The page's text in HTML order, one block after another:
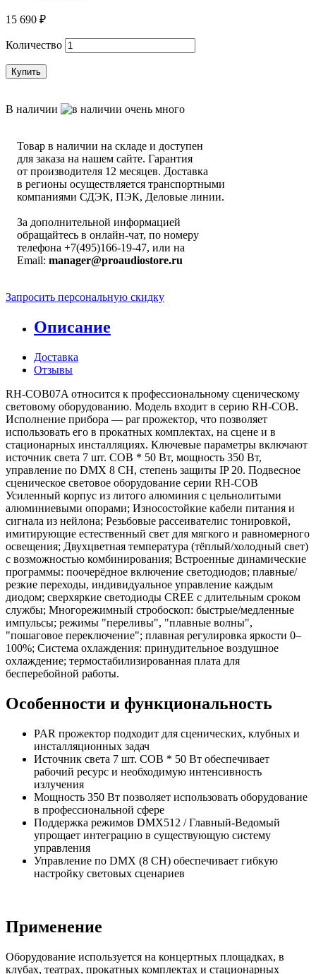
15 690 ₽
Количество
Купить
В наличии
Товар в наличии на складе и доступен
для заказа на нашем сайте. Гарантия
от производителя 12 месяцев. Доставка
в регионы осуществляется транспортными
компаниями СДЭК, ПЭК, Деловые линии.
За дополнительной информацией
обращайтесь в онлайн-чат, по номеру
телефона +7(495)166-19-47, или на
Email: manager@proaudiostore.ru
Запросить персональную скидку
Описание
Доставка
Отзывы
RH-COB07A относится к профессиональному сценическому
световому оборудованию. Модель входит в серию RH-COB.
Исполнение прибора — par прожектор, что позволяет
использовать его в прокатных комплектах, на сцене и в
стационарных инсталляциях. Ключевые параметры включают
источник света 7 шт. COB * 50 Вт, мощность 350 Вт,
управление по DMX 8 CH, степень защиты IP 20. Подвесное
сценическое световое оборудование серии RH-COB
Усиленный корпус из литого алюминия с цельнолитыми
алюминиевыми опорами; Износостойкие кабели питания и
сигнала из нейлона; Резьбовые рассеивателис тонировкой,
имитирующие естественный свет для мягкого и равномерного
освещения; Двухцветная температура (тёплый/холодный свет)
с возможностью комбинирования; Встроенные динамические
программы: поочерёдное включение светодиодов; плавные/
резкие переходы, индивидуальное управление каждым
диодом; сверхяркие светодиоды CREE с длительным сроком
службы; Многорежимный стробоскоп: быстрые/медленные
импульсы; режимы "переливы", "плавные волны",
"пошаговое переключение"; плавная регулировка яркости 0–
100%; Система охлаждения: принудительное воздушное
охлаждение; термостабилизированная плата для
бесперебойной работы.
Особенности и функциональность
PAR прожектор подходит для сценических, клубных и
инсталляционных задач
Источник света 7 шт. COB * 50 Вт обеспечивает
рабочий ресурс и необходимую интенсивность
излучения
Мощность 350 Вт позволяет использовать оборудование
в профессиональной сфере
Поддержка режимов DMX512 / Главный-Ведомый
упрощает интеграцию в существующую систему
управления
Управление по DMX (8 CH) обеспечивает гибкую
настройку световых сценариев
Применение
Оборудование используется на концертных площадках, в
клубах, театрах, прокатных комплектах и стационарных